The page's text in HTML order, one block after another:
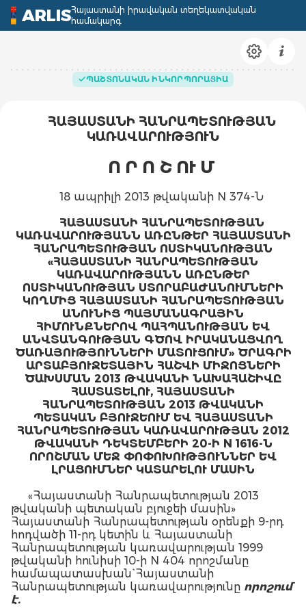
ARLISՀայաստանի իրավական տեղեկատվական
համակարգ
ՊԱՇՏՈՆԱԿԱՆ ԻՆԿՈՐՊՈՐԱՑԻԱ
ՀԱՅԱՍՏԱՆԻ ՀԱՆՐԱՊԵՏՈՒԹՅԱՆ
ԿԱՌԱՎԱՐՈՒԹՅՈՒՆ
Ո Ր Ո Շ ՈՒ Մ
18 ապրիլի 2013 թվականի N 374-Ն
ՀԱՅԱՍՏԱՆԻ ՀԱՆՐԱՊԵՏՈՒԹՅԱՆ
ԿԱՌԱՎԱՐՈՒԹՅԱՆՆ ԱՌԸՆԹԵՐ ՀԱՅԱՍՏԱՆԻ
ՀԱՆՐԱՊԵՏՈՒԹՅԱՆ ՈՍՏԻԿԱՆՈՒԹՅԱՆ
«ՀԱՅԱՍՏԱՆԻ ՀԱՆՐԱՊԵՏՈՒԹՅԱՆ
ԿԱՌԱՎԱՐՈՒԹՅԱՆՆ ԱՌԸՆԹԵՐ
ՈՍՏԻԿԱՆՈՒԹՅԱՆ ՍՏՈՐԱԲԱԺԱՆՈՒՄՆԵՐԻ
ԿՈՂՄԻՑ ՀԱՅԱՍՏԱՆԻ ՀԱՆՐԱՊԵՏՈՒԹՅԱՆ
ԱՆՈՒՆԻՑ ՊԱՅՄԱՆԱԳՐԱՅԻՆ
ՀԻՄՈՒՆՔՆԵՐՈՎ ՊԱՀՊԱՆՈՒԹՅԱՆ ԵՎ
ԱՆՎՏԱՆԳՈՒԹՅԱՆ ԳԾՈՎ ԻՐԱԿԱՆԱՑՎՈՂ
ԾԱՌԱՅՈՒԹՅՈՒՆՆԵՐԻ ՄԱՏՈՒՑՈՒՄ» ԾՐԱԳՐԻ
ԱՐՏԱԲՅՈՒՋԵՏԱՅԻՆ ՀԱՇՎԻ ՄԻՋՈՑՆԵՐԻ
ԾԱԽՍՄԱՆ 2013 ԹՎԱԿԱՆԻ ՆԱԽԱՀԱՇԻՎԸ
ՀԱՍՏԱՏԵԼՈՒ, ՀԱՅԱՍՏԱՆԻ
ՀԱՆՐԱՊԵՏՈՒԹՅԱՆ 2013 ԹՎԱԿԱՆԻ
ՊԵՏԱԿԱՆ ԲՅՈՒՋԵՈՒՄ ԵՎ ՀԱՅԱՍՏԱՆԻ
ՀԱՆՐԱՊԵՏՈՒԹՅԱՆ ԿԱՌԱՎԱՐՈՒԹՅԱՆ 2012
ԹՎԱԿԱՆԻ ԴԵԿՏԵՄԲԵՐԻ 20-Ի N 1616-Ն
ՈՐՈՇՄԱՆ ՄԵՋ ՓՈՓՈԽՈՒԹՅՈՒՆՆԵՐ ԵՎ
ԼՐԱՑՈՒՄՆԵՐ ԿԱՏԱՐԵԼՈՒ ՄԱՍԻՆ
«Հայաստանի Հանրապետության 2013
թվականի պետական բյուջեի մասին»
Հայաստանի Հանրապետության օրենքի 9-րդ
հոդվածի 11-րդ կետին և Հայաստանի
Հանրապետության կառավարության 1999
թվականի հունիսի 10-ի N 404 որոշմանը
համապատասխան` Հայաստանի
Հանրապետության կառավարությունը որոշում
է.